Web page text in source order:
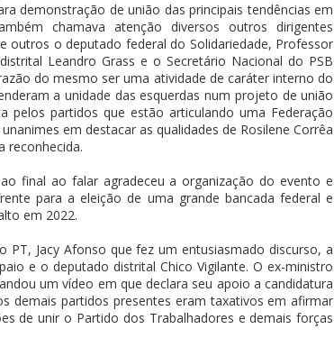
demonstração de união das principais tendências em
chamava atenção diversos outros dirigentes
outros o deputado federal do Solidariedade, Professor
Leandro Grass e o Secretário Nacional do PSB
do mesmo ser uma atividade de caráter interno do
a unidade das esquerdas num projeto de união
pelos partidos que estão articulando uma Federação
em destacar as qualidades de Rosilene Corrêa
reconhecida.
final ao falar agradeceu a organização do evento e
para a eleição de uma grande bancada federal e
em 2022.
Jacy Afonso que fez um entusiasmado discurso, a
e o deputado distrital Chico Vigilante. O ex-ministro
um vídeo em que declara seu apoio a candidatura
demais partidos presentes eram taxativos em afirmar
de unir o Partido dos Trabalhadores e demais forças